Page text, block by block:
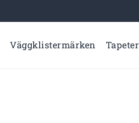
Väggklistermärken Tapeter